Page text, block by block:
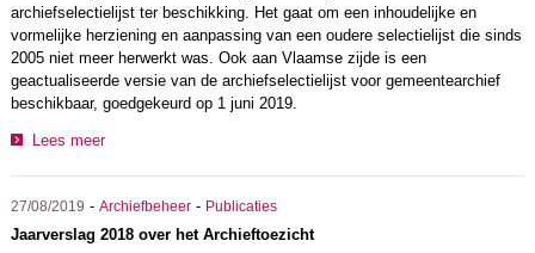
archiefselectielijst ter beschikking. Het gaat om een inhoudelijke en
vormelijke herziening en aanpassing van een oudere selectielijst die sinds
2005 niet meer herwerkt was. Ook aan Vlaamse zijde is een
geactualiseerde versie van de archiefselectielijst voor gemeentearchief
beschikbaar, goedgekeurd op 1 juni 2019.
Lees meer
27/08/2019 - Archiefbeheer- Publicaties
Jaarverslag 2018 over het Archieftoezicht